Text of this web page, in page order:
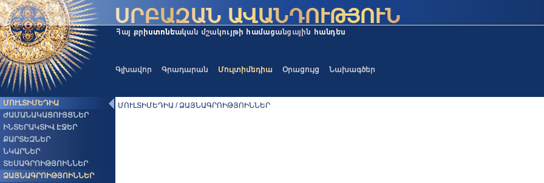
Գլխավոր Գրադարան Մուլտիմեդիա Օրացույց Նախագծեր
ՄՈՒԼՏԻՄԵԴԻԱ
ԺԱՄԱՆԱԿԱՑՈՒՅՑՆԵՐ
ԻՆՏԵՐԱԿՏԻՎ ԷՋԵՐ
ՔԱՐՏԵԶՆԵՐ
ՆԿԱՐՆԵՐ
ՏԵՍԱԳՐՈԻԹՅՈԻՆՆԵՐ
ՁԱՅՆԱԳՐՈԻԹՅՈԻՆՆԵՐ
ՄՈՒԼՏԻՄԵԴԻԱ / ՁԱՅՆԱԳՐՈԻԹՅՈԻՆՆԵՐ